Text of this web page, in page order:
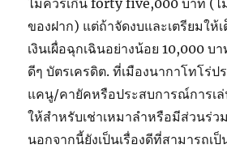
ไม่ควรเกิน forty five,000 บาท (ไ
ของฝาก) แต่ถ้าจัดงบและเตรียมให้
เงินเผื่อฉุกเฉินอย่างน้อย 10,000 บ
ดีๆ บัตรเครดิต. ที่เมืองนากาโทโร่ป
แคนู/คายัคหรือประสบการณ์การเ
ให้สำหรับเช่าเหมาลำหรือมีส่วนร่ว
นอกจากนี้ยังเป็นเรื่องดีที่สามารถเ